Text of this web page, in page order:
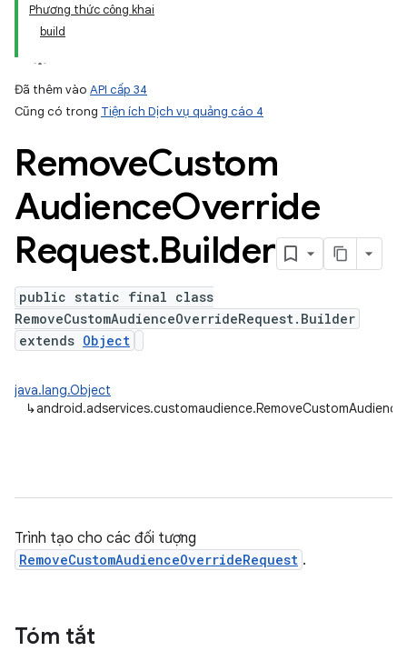
Phương thức công khai
build
Đã thêm vào API cấp 34
Cũng có trong Tiện ích Dịch vụ quảng cáo 4
RemoveCustom
AudienceOverride
Request.Builder
public static final class
RemoveCustomAudienceOverrideRequest.Builder
extends Object
java.lang.Object
↳
Trình tạo cho các đối tượng
RemoveCustomAudienceOverrideRequest .
Tóm tắt